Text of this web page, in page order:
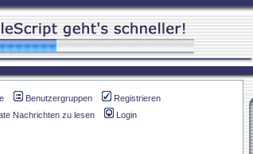
Benutzergruppen
Registrieren
Nachrichten zu lesen Login